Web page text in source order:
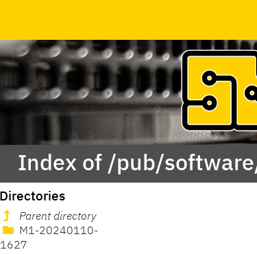
Index of /pub/
Directories
Parent directory
M1-20240110-
1627